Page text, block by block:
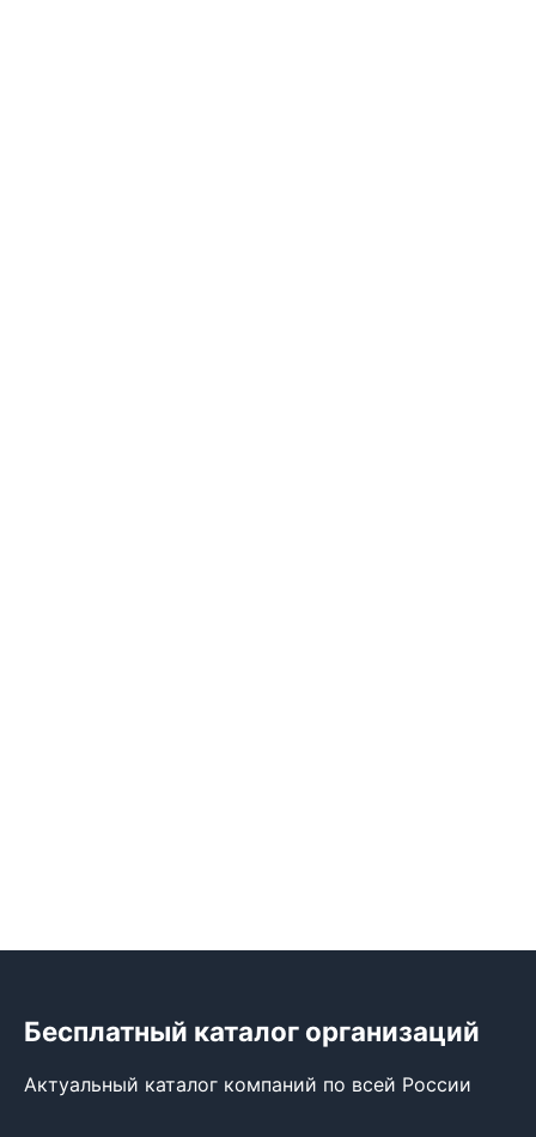
Бесплатный каталог организаций
Актуальный каталог компаний по всей России